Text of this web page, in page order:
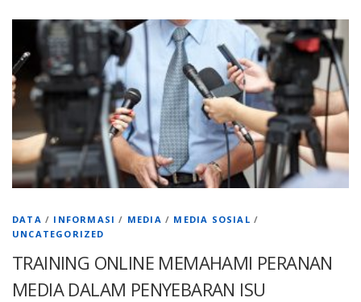
DATA / INFORMASI / MEDIA / MEDIA SOSIAL /
UNCATEGORIZED
TRAINING ONLINE MEMAHAMI PERANAN
MEDIA DALAM PENYEBARAN ISU